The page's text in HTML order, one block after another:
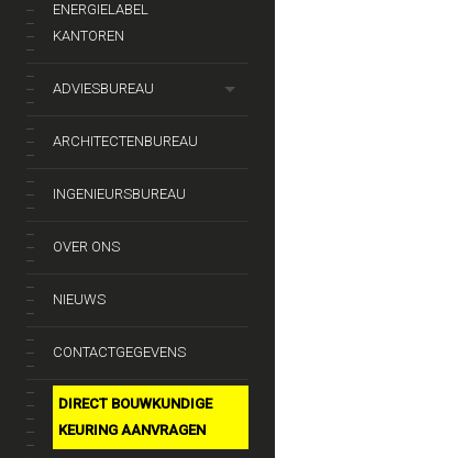
ENERGIELABEL
KANTOREN
ADVIESBUREAU
ARCHITECTENBUREAU
INGENIEURSBUREAU
OVER ONS
NIEUWS
CONTACTGEGEVENS
DIRECT BOUWKUNDIGE
KEURING AANVRAGEN